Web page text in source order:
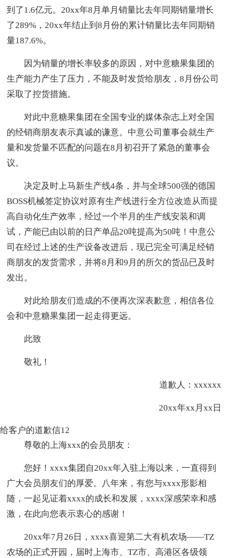
到了1.6亿元。20xx年8月单月销量比去年同期销量增长
了289%，20xx年结止到8月份的累计销量比去年同期销
量187.6%。
因为销量的增长率较多的原因，对中意糖果集团的
生产能力产生了压力，不能及时发货给朋友，8月份公司
采取了控货措施。
对此中意糖果集团在全国专业的媒体杂志上对全国
的经销商朋友表示真诚的谦意。中意公司董事会就生产
量和发货量不匹配的问题在8月初召开了紧急的董事会
议。
决定及时上马新生产线4条，并与全球500强的德国
BOSS机械签定协议对原有生产线进行全方位改造从而提
高自动化生产效率，经过一个半月的生产线安装和调
试，产能已由以前的日产单品20吨提高为50吨！中意公
司在经过上述的生产设备改进后，现已完全可满足经销
商朋友的发货需求，并将8月和9月的所欠的货品已及时
发出。
对此给朋友们造成的不便再次深表歉意，相信各位
会和中意糖果集团一起走得更远。
此致
敬礼！
道歉人：xxxxxx
20xx年xx月xx日
给客户的道歉信12
尊敬的上海xxx的会员朋友：
您好！xxxx集团自20xx年入驻上海以来，一直得到
广大会员朋友们的厚爱。八年来，有您与xxxx形影相
随，一起见证着xxxx的成长和发展，xxxx深感荣幸和感
激，在此向您表示衷心的感谢！
20xx年7月26日，xxxx喜迎第二大有机农场——TZ
农场的正式开园，届时上海市、TZ市、高港区各级领